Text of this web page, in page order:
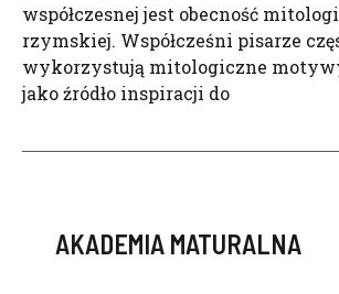
współczesnej jest obecność
rzymskiej. Współcześni pisarze
wykorzystują mitologiczne
jako źródło inspiracji do
AKADEMIA MATURALNA